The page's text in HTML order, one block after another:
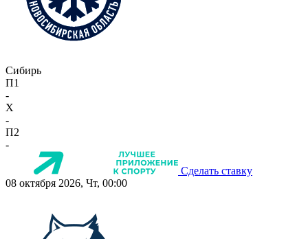
Сибирь
П1
-
X
-
П2
-
Сделать ставку
08 октября 2026, Чт, 00:00